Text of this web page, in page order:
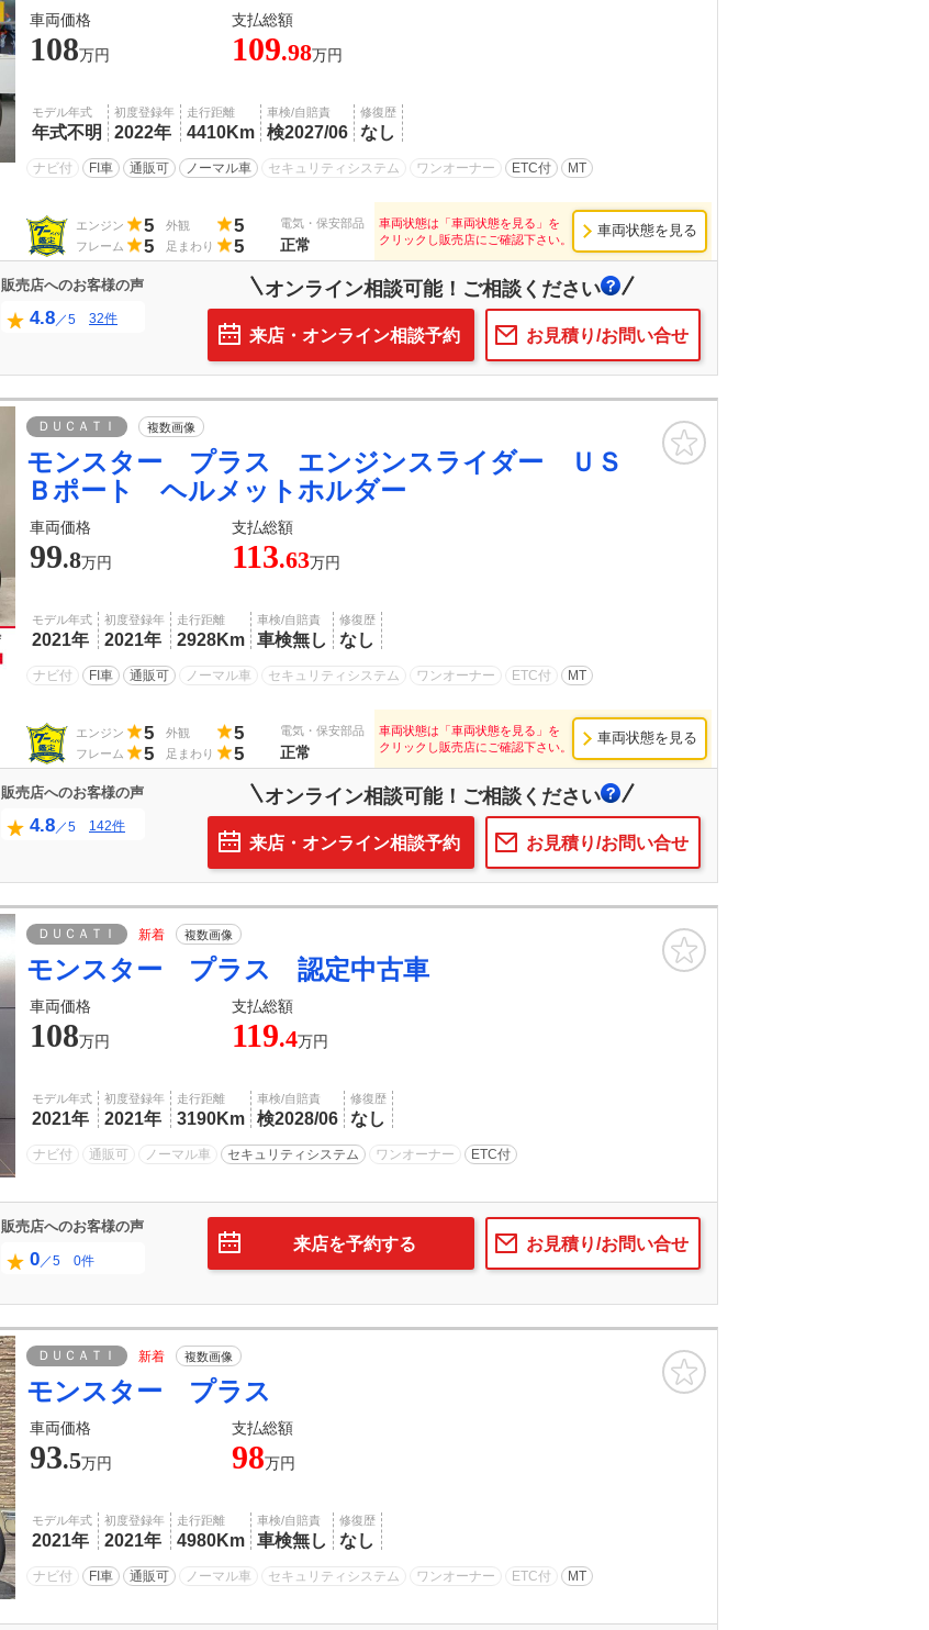
車両価格 支払総額
108万円 109.98万円
モデル年式
年式不明
初度登録年
2022年
走行距離
4410Km
車検/自賠責
検2027/06
修復歴
なし
ナビ付 FI車 通販可 ノーマル車 セキュリティシステム ワンオーナー ETC付 MT
エンジン 5 外観 5
フレーム 5 足まわり 5
電気・保安部品
正常
車両状態は「車両状態を見る」を
クリックし販売店にご確認下さい。
車両状態を見る
販売店へのお客様の声
4.8／5 32件
オンライン相談可能！ご相談ください
お見積り/お問い合せ
来店・オンライン相談予約
ＤＵＣＡＴＩ 複数画像
モンスター プラス エンジンスライダー ＵＳ
Ｂポート ヘルメットホルダー
車両価格 支払総額
99.8万円 113.63万円
モデル年式
2021年
初度登録年
2021年
走行距離
2928Km
車検/自賠責
車検無し
修復歴
なし
ナビ付 FI車 通販可 ノーマル車 セキュリティシステム ワンオーナー ETC付 MT
エンジン 5 外観 5
フレーム 5 足まわり 5
電気・保安部品
正常
車両状態は「車両状態を見る」を
クリックし販売店にご確認下さい。
車両状態を見る
販売店へのお客様の声
4.8／5 142件
オンライン相談可能！ご相談ください
お見積り/お問い合せ
来店・オンライン相談予約
ＤＵＣＡＴＩ 新着 複数画像
モンスター プラス 認定中古車
車両価格 支払総額
108万円 119.4万円
モデル年式
2021年
初度登録年
2021年
走行距離
3190Km
車検/自賠責
検2028/06
修復歴
なし
ナビ付 通販可 ノーマル車 セキュリティシステム ワンオーナー ETC付
販売店へのお客様の声
0／5 0件
お見積り/お問い合せ
来店を予約する
ＤＵＣＡＴＩ 新着 複数画像
モンスター プラス
車両価格 支払総額
93.5万円 98万円
モデル年式
2021年
初度登録年
2021年
走行距離
4980Km
車検/自賠責
車検無し
修復歴
なし
ナビ付 FI車 通販可 ノーマル車 セキュリティシステム ワンオーナー ETC付 MT